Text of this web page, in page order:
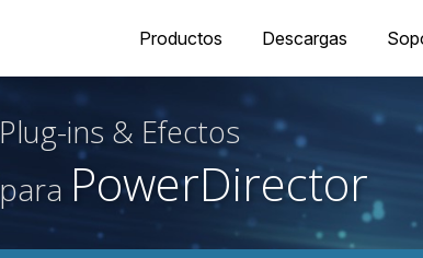
Productos Descargas
Plug-ins & Efectos
para PowerDirector